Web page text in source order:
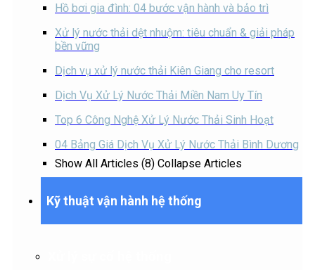
Hồ bơi gia đình: 04 bước vận hành và bảo trì
Xử lý nước thải dệt nhuộm: tiêu chuẩn & giải pháp
bền vững
Dịch vụ xử lý nước thải Kiên Giang cho resort
Dịch Vụ Xử Lý Nước Thải Miền Nam Uy Tín
Top 6 Công Nghệ Xử Lý Nước Thải Sinh Hoạt
04 Bảng Giá Dịch Vụ Xử Lý Nước Thải Bình Dương
Show All Articles (8) Collapse Articles
Kỹ thuật vận hành hệ thống